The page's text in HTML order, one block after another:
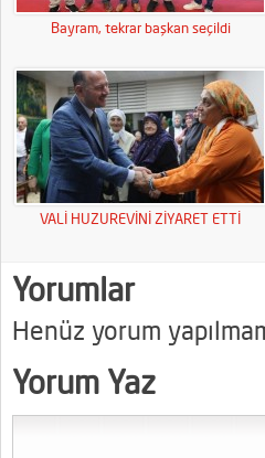
Bayram, tekrar başkan seçildi
VALİ HUZUREVİNİ ZİYARET ETTİ
Yorumlar
Henüz yorum
Yorum Yaz